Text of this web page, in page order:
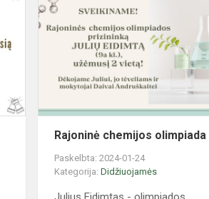
šachmatų
varžybos
Rajoninė chemijos olimpiada
Paskelbta: 2024-01-24
Kategorija:Didžiuojamės